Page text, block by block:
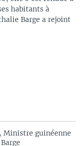
habitants à
Barge a rejoint
Ministre guinéenne